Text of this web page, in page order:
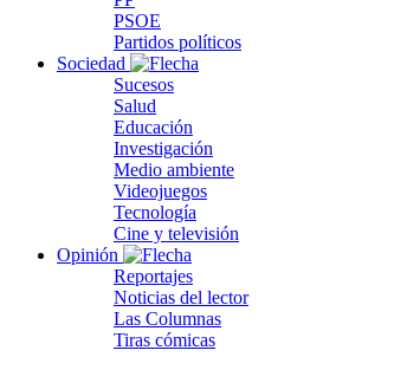
PSOE
Partidos políticos
Sociedad
Sucesos
Salud
Educación
Investigación
Medio ambiente
Videojuegos
Tecnología
Cine y televisión
Opinión
Reportajes
Noticias del lector
Las Columnas
Tiras cómicas